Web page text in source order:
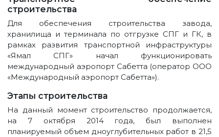
строительства
Для обеспечения строительства завода,
хранилища и терминала по отгрузке СПГ и ГК, в
рамках развития транспортной инфраструктуры
«Ямал СПГ» начал функционировать
международный аэропорт Сабетта (оператор ООО
«Международный аэропорт Сабетта»).
Этапы строительства
На данный момент строительство продолжается,
на 7 октября 2014 года, был выполнен
планируемый объем дноуглубительных работ в 21,5